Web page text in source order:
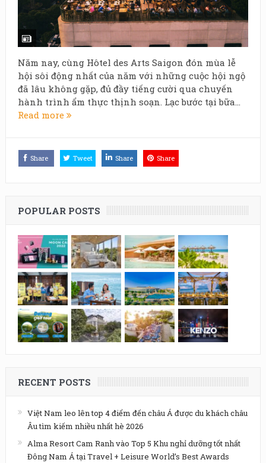
Năm nay, cùng Hôtel des Arts Saigon đón mùa lễ
hội sôi động nhất của năm với những cuộc hội ngộ
đã lâu không gặp, đủ đầy tiếng cười qua chuyến
hành trình ẩm thực thịnh soạn. Lạc bước tại bữa...
Read more
Share Tweet Share Share
POPULAR POSTS
RECENT POSTS
Việt Nam leo lên top 4 điểm đến châu Á được du khách châu
Âu tìm kiếm nhiều nhất hè 2026
Alma Resort Cam Ranh vào Top 5 Khu nghỉ dưỡng tốt nhất
Đông Nam Á tại Travel + Leisure World’s Best Awards